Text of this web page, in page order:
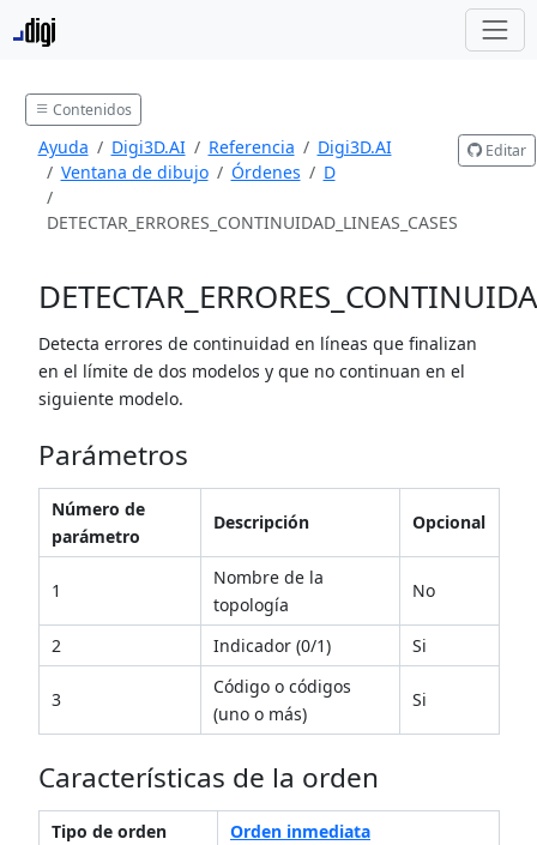
Contenidos
Ayuda Digi3D.AI Referencia
Digi3D.AI
Ventana de dibujo
Órdenes D
DETECTAR_ERRORES_CONTINUIDAD_LINEAS_CASES
Editar
Detecta errores de continuidad en líneas que finalizan
en el límite de dos modelos y que no continuan en el
siguiente modelo.
Parámetros
Número de
parámetro
Descripción Opcional
1
Nombre de la
topología
No
2 Indicador (0/1) Si
3
Código o códigos
(uno o más)
Si
Características de la orden
Tipo de orden
Orden inmediata